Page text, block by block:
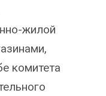
жилой
комитета